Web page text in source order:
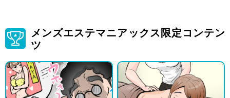
メンズエステマニアックス限定コンテン
ツ